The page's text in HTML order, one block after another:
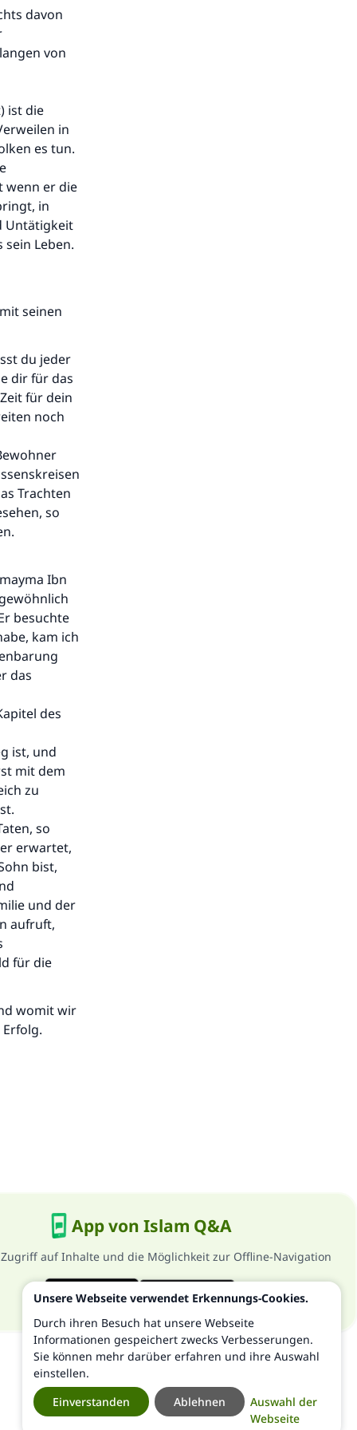
davon
von
ist die
in
es tun.
wenn er die
in
Untätigkeit
Leben.
seinen
du jeder
dir für das
für dein
noch
Trachten
so
Ibn
besuchte
kam ich
das
des
ist, und
mit dem
zu
so
erwartet,
bist,
und der
aufruft,
für die
womit wir
App von Islam Q&A
auf Inhalte und die Möglichkeit zur Offline-Navigation
Unsere Webseite verwendet Erkennungs-Cookies.
Durch ihren Besuch hat unsere Webseite
Informationen gespeichert zwecks Verbesserungen.
Sie können mehr darüber erfahren und ihre Auswahl
einstellen.
Auswahl der
Webseite
Ablehnen
Einverstanden